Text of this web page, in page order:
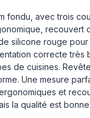
pas
sur l'emballage
fondu, avec trois
silicone rouge
correcte
de cuisines.
Une mesure
et
la qualité est